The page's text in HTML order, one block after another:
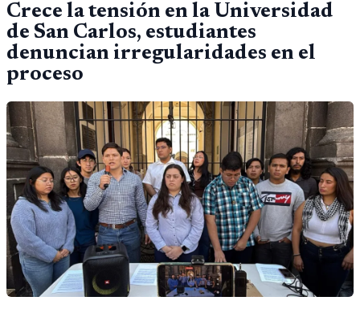
Crece la tensión en la Universidad
de San Carlos, estudiantes
denuncian irregularidades en el
proceso